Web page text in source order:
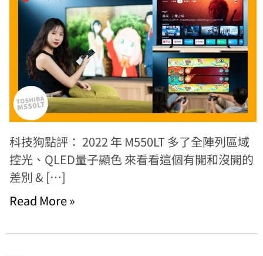
科技狗點評： 2022 年 M550LT 多了全陣列區域
控光、QLED量子顯色 來看看這個有開和沒開的
差別 & […]
Read More »